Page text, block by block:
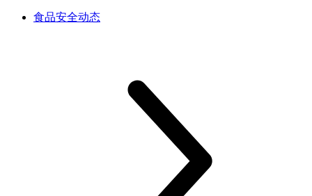
食品安全动态